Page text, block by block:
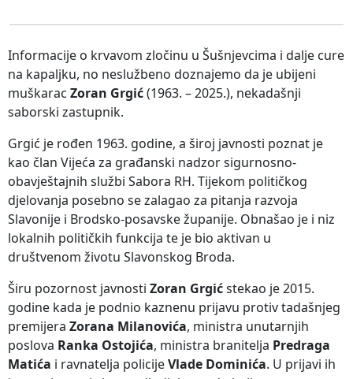
Informacije o krvavom zločinu u Šušnjevcima i dalje cure
na kapaljku, no neslužbeno doznajemo da je ubijeni
muškarac Zoran Grgić(1963. – 2025.), nekadašnji
saborski zastupnik.
Grgić je rođen 1963. godine, a široj javnosti poznat je
kao član Vijeća za građanski nadzor sigurnosno-
obavještajnih službi Sabora RH. Tijekom političkog
djelovanja posebno se zalagao za pitanja razvoja
Slavonije i Brodsko-posavske županije. Obnašao je i niz
lokalnih političkih funkcija te je bio aktivan u
društvenom životu Slavonskog Broda.
Širu pozornost javnosti Zoran Grgićstekao je 2015.
godine kada je podnio kaznenu prijavu protiv tadašnjeg
premijera Zorana Milanovića, ministra unutarnjih
poslova Ranka Ostojića, ministra branitelja Predraga
Matića i ravnatelja policijeVlade Dominića. U prijavi ih